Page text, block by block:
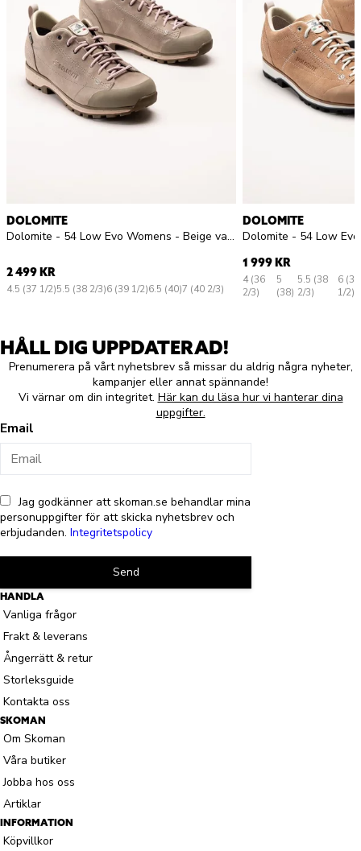
DOLOMITE
Dolomite - 54 Low Evo Womens - Beige vandringsskor med Gore-Tex
2 499 KR
4.5 (37 1/2)5.5 (38 2/3)6 (39 1/2)6.5 (40)7 (40 2/3)
DOLOMITE
1 999 KR
4 (36
2/3)
5
(38)
5.5 (38
2/3)
6 (39
1/2)
HÅLL DIG UPPDATERAD!
Prenumerera på vårt nyhetsbrev så missar du aldrig några nyheter,
kampanjer eller annat spännande!
Vi värnar om din integritet. Här kan du läsa hur vi hanterar dina
uppgifter.
Email
Jag godkänner att skoman.se behandlar mina
personuppgifter för att skicka nyhetsbrev och
erbjudanden. Integritetspolicy
Send
HANDLA
Vanliga frågor
Frakt & leverans
Ångerrätt & retur
Storleksguide
Kontakta oss
SKOMAN
Om Skoman
Våra butiker
Jobba hos oss
Artiklar
INFORMATION
Köpvillkor